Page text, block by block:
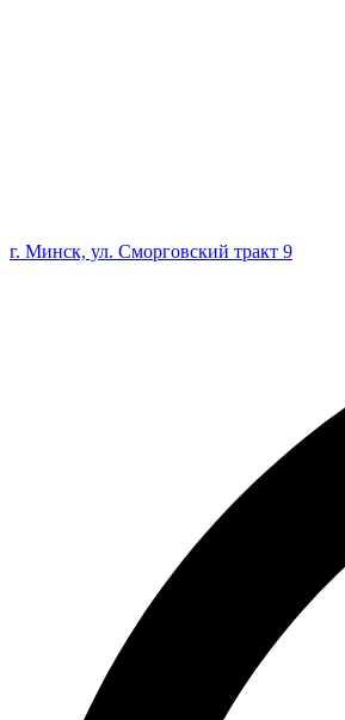
г. Минск, ул. Сморговский тракт 9